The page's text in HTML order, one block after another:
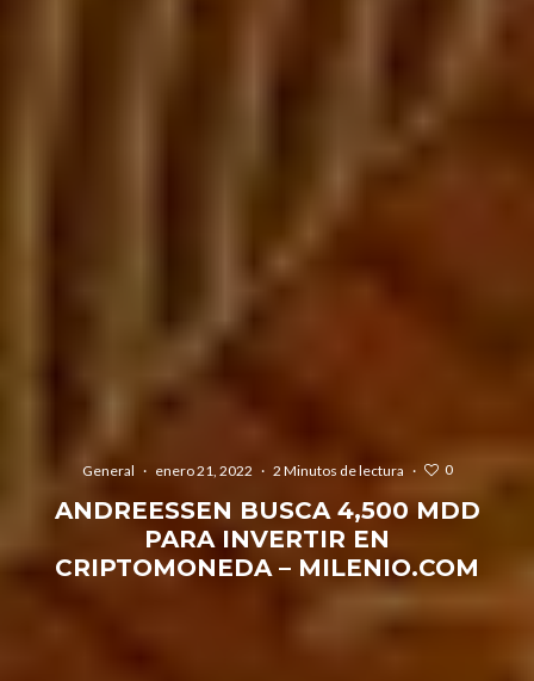
General · enero 21, 2022 · 2 Minutos de lectura · 0
ANDREESSEN BUSCA 4,500 MDD
PARA INVERTIR EN
CRIPTOMONEDA – MILENIO.COM